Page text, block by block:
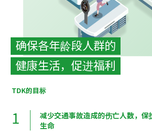
确保各年龄段人群的
健康生活，促进福利
TDK的目标
1
减少交通事故造成的伤亡人数，保
生命